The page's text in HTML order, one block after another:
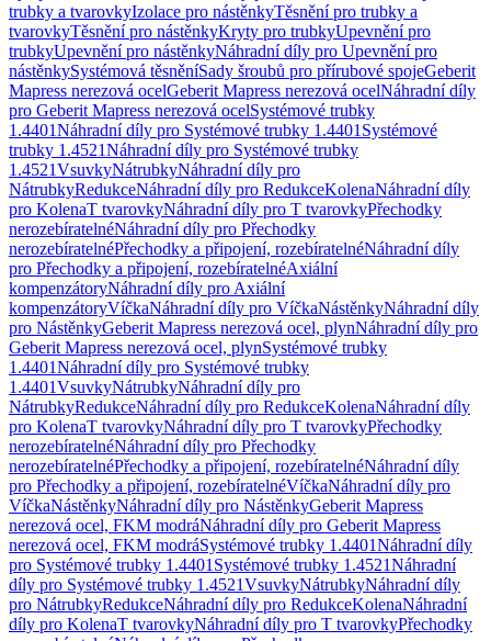
trubky a tvarovkyIzolace pro nástěnkyTěsnění pro trubky a
tvarovkyTěsnění pro nástěnkyKryty pro trubkyUpevnění pro
trubkyUpevnění pro nástěnkyNáhradní díly pro Upevnění pro
nástěnkySystémová těsněníSady šroubů pro přírubové spojeGeberit
Mapress nerezová ocelGeberit Mapress nerezová ocelNáhradní díly
pro Geberit Mapress nerezová ocelSystémové trubky
1.4401Náhradní díly pro Systémové trubky 1.4401 Systémové
trubky 1.4521Náhradní díly pro Systémové trubky
1.4521VsuvkyNátrubkyNáhradní díly pro
NátrubkyRedukceNáhradní díly pro RedukceKolenaNáhradní díly
pro KolenaT tvarovkyNáhradní díly pro T tvarovkyPřechodky
nerozebíratelnéNáhradní díly pro Přechodky
nerozebíratelnéPřechodky a připojení, rozebíratelnéNáhradní díly
pro Přechodky a připojení, rozebíratelnéAxiální
kompenzátoryNáhradní díly pro Axiální
kompenzátoryVíčkaNáhradní díly pro VíčkaNástěnkyNáhradní díly
pro NástěnkyGeberit Mapress nerezová ocel, plynNáhradní díly pro
Geberit Mapress nerezová ocel, plynSystémové trubky
1.4401Náhradní díly pro Systémové trubky
1.4401VsuvkyNátrubkyNáhradní díly pro
NátrubkyRedukceNáhradní díly pro RedukceKolenaNáhradní díly
pro KolenaT tvarovkyNáhradní díly pro T tvarovkyPřechodky
nerozebíratelnéNáhradní díly pro Přechodky
nerozebíratelnéPřechodky a připojení, rozebíratelnéNáhradní díly
pro Přechodky a připojení, rozebíratelnéVíčkaNáhradní díly pro
VíčkaNástěnkyNáhradní díly pro NástěnkyGeberit Mapress
nerezová ocel, FKM modráNáhradní díly pro Geberit Mapress
nerezová ocel, FKM modráSystémové trubky 1.4401Náhradní díly
pro Systémové trubky 1.4401 Systémové trubky 1.4521Náhradní
díly pro Systémové trubky 1.4521VsuvkyNátrubkyNáhradní díly
pro NátrubkyRedukceNáhradní díly pro RedukceKolenaNáhradní
díly pro KolenaT tvarovkyNáhradní díly pro T tvarovkyPřechodky